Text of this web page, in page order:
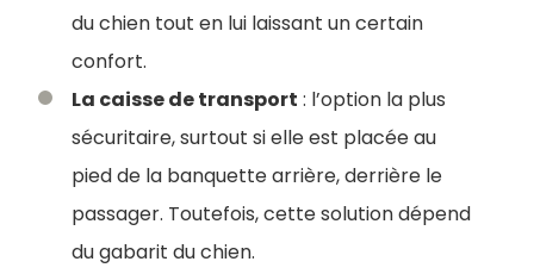
du chien tout en lui laissant un certain
confort.
La caisse de transport : l’option la plus
sécuritaire, surtout si elle est placée au
pied de la banquette arrière, derrière le
passager. Toutefois, cette solution dépend
du gabarit du chien.